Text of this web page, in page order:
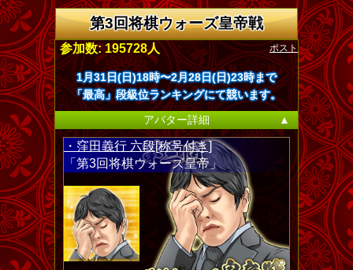
第3回将棋ウォーズ皇帝戦
ポスト
参加数: 195728人
1月31日(日)18時〜2月28日(日)23時まで
「最高」段級位ランキングにて競います。
アバター詳細
▲
・窪田義行 六段[称号付き]
「第3回将棋ウォーズ皇帝」